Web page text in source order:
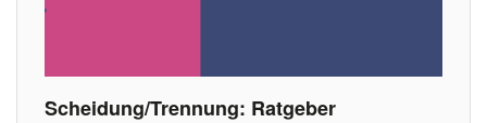
Scheidung/Trennung: Ratgeber